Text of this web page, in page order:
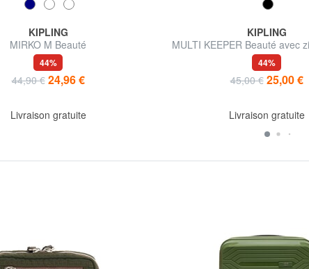
KIPLING
MIRKO M Beauté
44%
44,90 € 24,96 €
Livraison gratuite
KIPLING
MULTI KEEPER Beauté avec
44%
45,00 € 25,00 €
Livraison gratuite